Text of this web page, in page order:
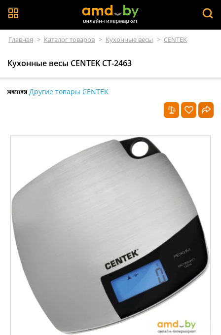
Главная > Каталог товаров > Кухонные весы > CENTEK
Кухонные весы CENTEK CT-2463
Другие товары CENTEK